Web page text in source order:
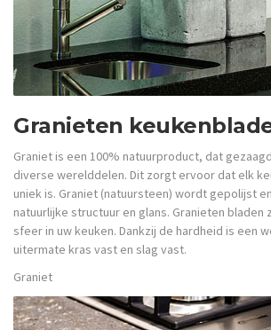
Granieten
Graniet is een 100% natuurproduct, dat
diverse werelddelen. Dit zorgt ervoor dat elk
uniek is. Graniet (natuursteen) wordt gepolijst
natuurlijke structuur en glans. Granieten bladen
sfeer in uw keuken. Dankzij de hardheid is een
uitermate kras vast en slag vast.
Graniet